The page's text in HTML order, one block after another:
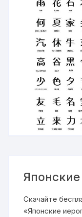
Скачайте
«Японские